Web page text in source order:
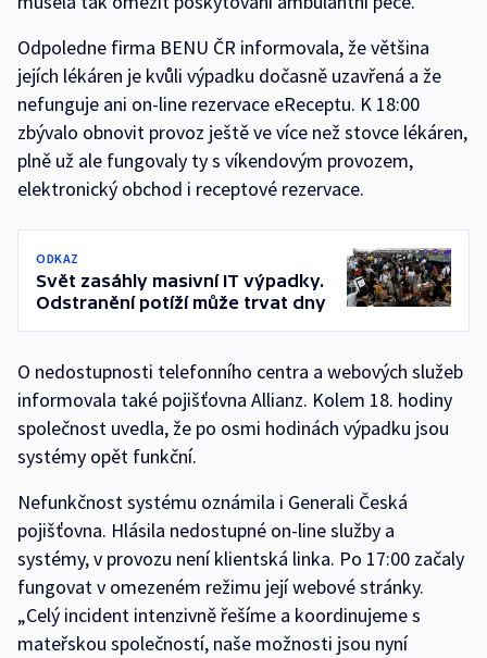
Odpoledne firma BENU ČR informovala, že většina
jejích lékáren je kvůli výpadku dočasně uzavřená a že
nefunguje ani on-line rezervace eReceptu. K 18:00
zbývalo obnovit provoz ještě ve více než stovce lékáren,
plně už ale fungovaly ty s víkendovým provozem,
elektronický obchod i receptové rezervace.
ODKAZ
Svět zasáhly masivní IT výpadky.
Odstranění potíží může trvat dny
O nedostupnosti telefonního centra a webových služeb
informovala také pojišťovna Allianz. Kolem 18. hodiny
společnost uvedla, že po osmi hodinách výpadku jsou
systémy opět funkční.
Nefunkčnost systému oznámila i Generali Česká
pojišťovna. Hlásila nedostupné on-line služby a
systémy, v provozu není klientská linka. Po 17:00 začaly
fungovat v omezeném režimu její webové stránky.
„Celý incident intenzivně řešíme a koordinujeme s
mateřskou společností, naše možnosti jsou nyní